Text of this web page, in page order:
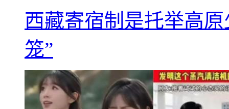
西藏寄宿制是托举高
笼”